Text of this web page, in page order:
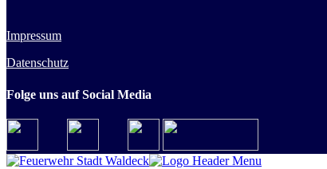
Impressum
Datenschutz
Folge uns auf Social Media